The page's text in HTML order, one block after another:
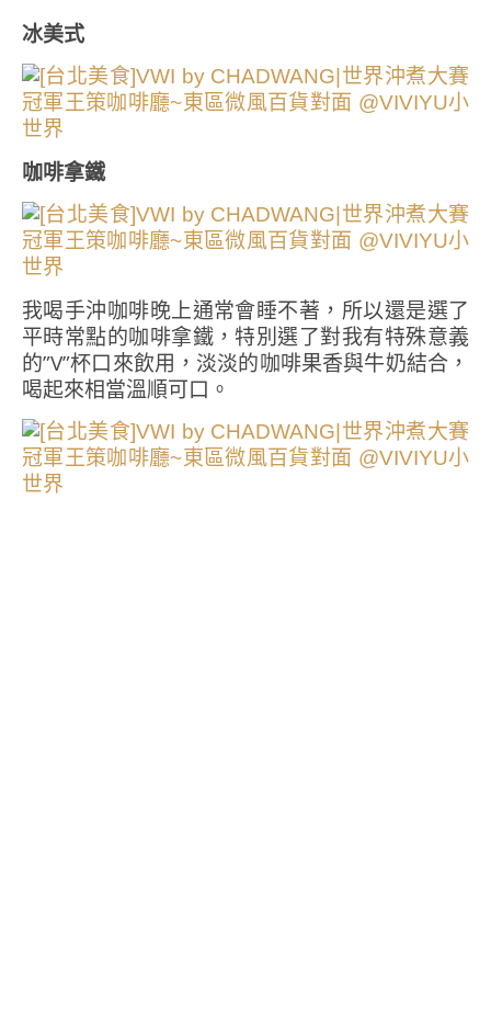
冰美式
咖啡拿鐵
我喝手沖咖啡晚上通常會睡不著，所以還是選了
平時常點的咖啡拿鐵，特別選了對我有特殊意義
的”V”杯口來飲用，淡淡的咖啡果香與牛奶結合，
喝起來相當溫順可口。